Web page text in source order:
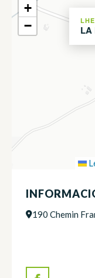
LA
+
−
190 Chemin